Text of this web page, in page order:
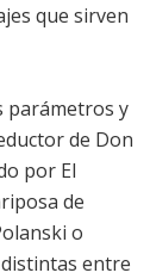
que sirven
parámetros y
de Don
por El
de
o
distintas entre